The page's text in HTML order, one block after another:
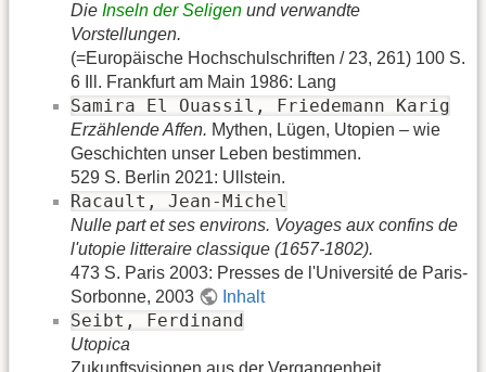
Die Inseln der Seligen und verwandte
Vorstellungen.
(=Europäische Hochschulschriften / 23, 261) 100 S.
6 Ill. Frankfurt am Main 1986: Lang
Samira El Ouassil, Friedemann Karig
Erzählende Affen. Mythen, Lügen, Utopien – wie
Geschichten unser Leben bestimmen.
529 S. Berlin 2021: Ullstein.
Racault, Jean-Michel
Nulle part et ses environs. Voyages aux confins de
l'utopie litteraire classique (1657-1802).
473 S. Paris 2003: Presses de l'Université de Paris-
Sorbonne, 2003
Inhalt
Seibt, Ferdinand
Utopica
Zukunftsvisionen aus der Vergangenheit